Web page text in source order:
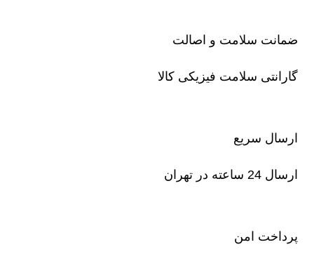
ضمانت سلامت و اصالت
گارانتی سلامت فیزیکی کالا
ارسال سریع
ارسال 24 ساعته در تهران
پرداخت امن